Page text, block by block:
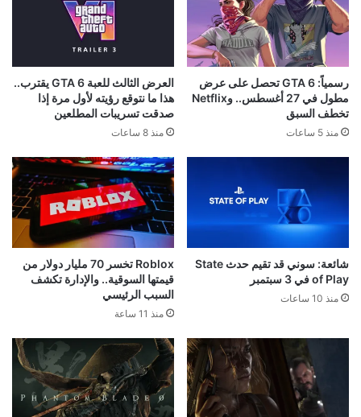
رسمياً: GTA 6 تحصل على عرض
مطول في 27 أغسطس.. وNetflix
تخطف السبق
منذ 5 ساعات
العرض الثالث للعبة GTA 6 يقترب..
هذا ما نتوقع رؤيته لأول مرة إذا
صدقت تسريبات المطلعين
منذ 8 ساعات
شائعة: سوني قد تقيم حدث State
of Play في 3 سبتمبر
منذ 10 ساعات
Roblox تخسر 70 مليار دولار من
قيمتها السوقية.. والإدارة تكشف
السبب الرئيسي
منذ 11 ساعة